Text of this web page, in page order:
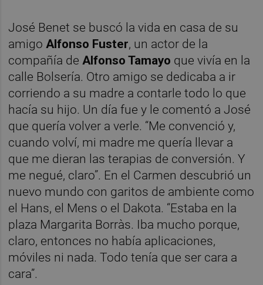
José Benet se buscó la vida en casa de su
amigoAlfonso Fuster, un actor de la
compañía deAlfonso Tamayo que vivía en la
calle Bolsería. Otro amigo se dedicaba a ir
corriendo a su madre a contarle todo lo que
hacía su hijo. Un día fue y le comentó a José
que quería volver a verle. “Me convenció y,
cuando volví, mi madre me quería llevar a
que me dieran las terapias de conversión. Y
me negué, claro”. En el Carmen descubrió un
nuevo mundo con garitos de ambiente como
el Hans, el Mens o el Dakota. “Estaba en la
plaza Margarita Borràs. Iba mucho porque,
claro, entonces no había aplicaciones,
móviles ni nada. Todo tenía que ser cara a
cara”.